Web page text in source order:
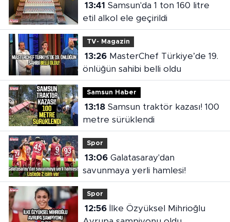
13:41
etil alkol ele geçirildi
TV- Magazin
13:26MasterChef Türkiye’de 19.
önlüğün sahibi belli oldu
Samsun Haber
13:18Samsun traktör kazası! 100
metre sürüklendi
Spor
13:06Galatasaray'dan
savunmaya yerli hamlesi!
Spor
12:56İlke Özyüksel Mihrioğlu